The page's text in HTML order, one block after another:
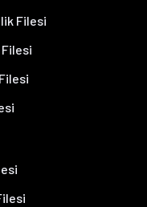
Filesi
Filesi